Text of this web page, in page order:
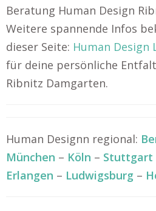
Beratung Human Design
Weitere spannende Infos
dieser Seite: Human Design
für deine persönliche
Ribnitz Damgarten.
Human Designn regional:
München – Köln – Stuttgart
Erlangen – Ludwigsburg –